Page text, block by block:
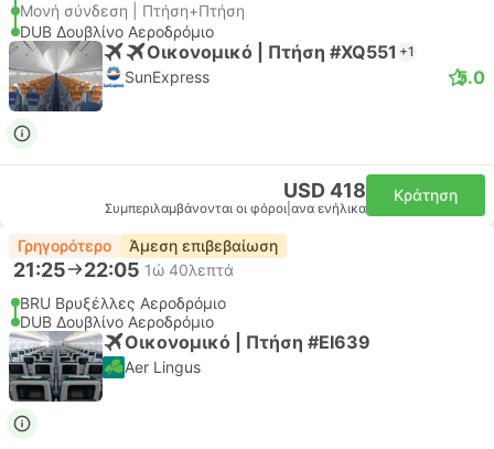
Μονή σύνδεση | Πτήση+Πτήση
DUB Δουβλίνο Αεροδρόμιο
Οικονομικό | Πτήση #XQ551 +1
SunExpress 5.0
USD 418
Συμπεριλαμβάνονται οι φόροι ανα ενήλικα
Κράτηση
Γρηγορότερο Άμεση επιβεβαίωση
21:25 22:05 1ώ 40λεπτά
BRU Βρυξέλλες Αεροδρόμιο
DUB Δουβλίνο Αεροδρόμιο
Οικονομικό | Πτήση #EI639
Aer Lingus